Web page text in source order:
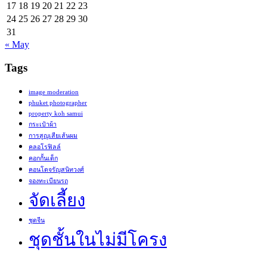
17 18 19 20 21 22 23
24 25 26 27 28 29 30
31
« May
Tags
image moderation
phuket photographer
property koh samui
กระเป๋าผ้า
การสูญเสียเส้นผม
คลอโรฟิลล์
คอกกั้นเด็ก
คอนโดจรัญสนิทวงศ์
จองทะเบียนรถ
จัดเลี้ยง
ชุดจีน
ชุดชั้นในไม่มีโครง